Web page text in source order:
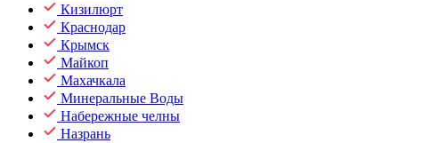
Кизилюрт
Краснодар
Крымск
Майкоп
Махачкала
Минеральные Воды
Набережные челны
Назрань